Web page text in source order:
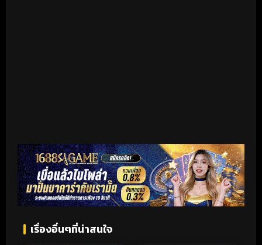
เรื่องอื่นๆที่น่าสนใจ